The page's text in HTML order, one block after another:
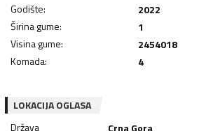
Godište:
2022
Širina gume:
1
Visina gume:
2454018
Komada: 4
LOKACIJA OGLASA
Država
Crna Gora